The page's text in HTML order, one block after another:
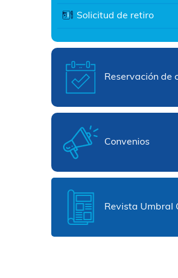
Solicitud de retiro
Reservación de
Convenios
Revista Umbral